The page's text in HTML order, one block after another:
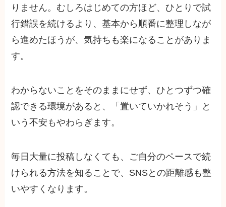
りません。むしろはじめての方ほど、ひとりで試
行錯誤を続けるより、基本から順番に整理しなが
ら進めたほうが、気持ちも楽になることがありま
す。
わからないことをそのままにせず、ひとつずつ確
認できる環境があると、「置いていかれそう」と
いう不安もやわらぎます。
毎日大量に投稿しなくても、ご自分のペースで続
けられる方法を知ることで、SNSとの距離感も整
いやすくなります。